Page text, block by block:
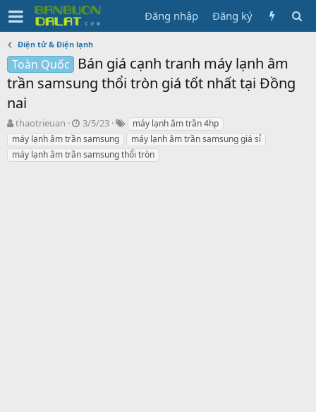
Đăng nhập Đăng ký
Điện tử & Điện lạnh
Toàn Quốc
Bán giá cạnh tranh máy lạnh âm
trần samsung thổi tròn giá tốt nhất tại Đồng
nai
N
g
ư
ờ
thaotrieuan
N
g
à
y
3/5/23
T
ừ
k
h
máy lạnh âm trần 4hp
máy lạnh âm trần samsung
máy lạnh âm trần samsung giá sỉ
máy lạnh âm trần samsung thổi tròn